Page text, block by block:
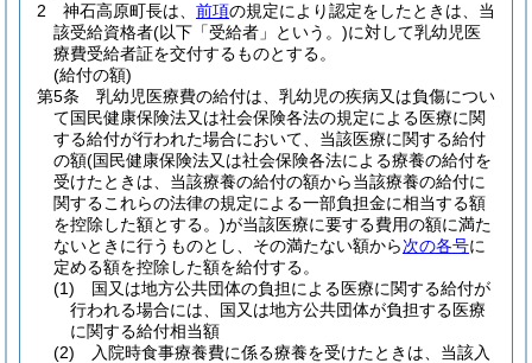
2
神石高原町長は、 前項の規定により認定をしたときは、当
該受給資格者(以下「受給者」という。)に対して乳幼児医
療費受給者証を交付するものとする。
(給付の額)
第5条
乳幼児医療費の給付は、乳幼児の疾病又は負傷につい
て国民健康保険法又は社会保険各法の規定による医療に関
する給付が行われた場合において、当該医療に関する給付
の額(国民健康保険法又は社会保険各法による療養の給付を
受けたときは、当該療養の給付の額から当該療養の給付に
関するこれらの法律の規定による一部負担金に相当する額
を控除した額とする。)が当該医療に要する費用の額に満た
ないときに行うものとし、その満たない額から次の各号に
定める額を控除した額を給付する。
(1)
国又は地方公共団体の負担による医療に関する給付が
行われる場合には、国又は地方公共団体が負担する医療
に関する給付相当額
(2)
入院時食事療養費に係る療養を受けたときは、当該入